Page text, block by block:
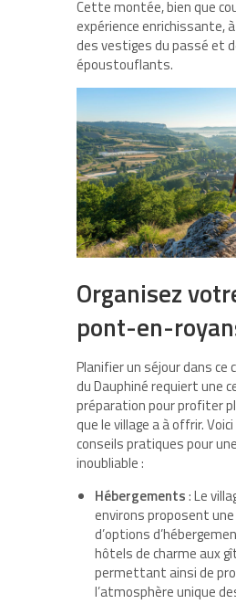
Cette montée, bien que
expérience enrichissante,
des vestiges du passé et
époustouflants.
Organisez
pont-en-
Planifier un séjour dans
du Dauphiné requiert une
préparation pour profiter
que le village a à offrir.
conseils pratiques pour
inoubliable :
Hébergements: Le
environs proposent
d’options
hôtels de charme aux
permettant ainsi de
l’atmosphère unique